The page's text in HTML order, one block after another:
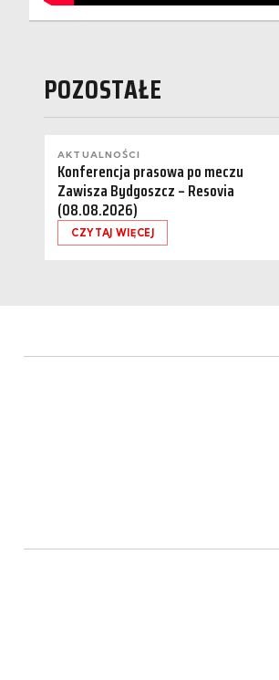
POZOSTAŁE
AKTUALNOŚCI
Konferencja prasowa po meczu
Zawisza Bydgoszcz – Resovia
(08.08.2026)
CZYTAJ WIĘCEJ